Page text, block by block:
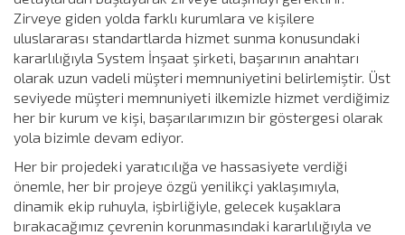
Zirveye giden yolda farklı kurumlara ve kişilere
uluslararası standartlarda hizmet sunma konusundaki
kararlılığıyla System İnşaat şirketi, başarının anahtarı
olarak uzun vadeli müşteri memnuniyetini belirlemiştir. Üst
seviyede müşteri memnuniyeti ilkemizle hizmet verdiğimiz
her bir kurum ve kişi, başarılarımızın bir göstergesi olarak
yola bizimle devam ediyor.
Her bir projedeki yaratıcılığa ve hassasiyete verdiği
önemle, her bir projeye özgü yenilikçi yaklaşımıyla,
dinamik ekip ruhuyla, işbirliğiyle, gelecek kuşaklara
bırakacağımız çevrenin korunmasındaki kararlılığıyla ve